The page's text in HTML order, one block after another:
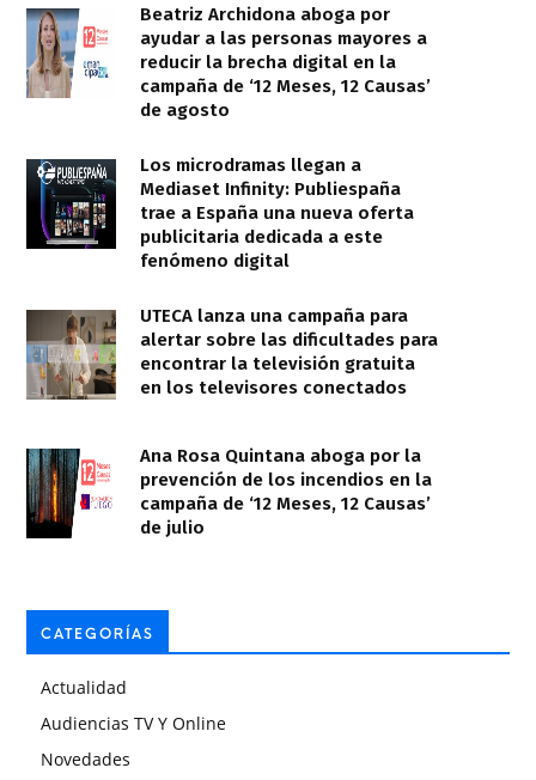
Beatriz Archidona aboga por
ayudar a las personas mayores a
reducir la brecha digital en la
campaña de ‘12 Meses, 12 Causas’
de agosto
Los microdramas llegan a
Mediaset Infinity: Publiespaña
trae a España una nueva oferta
publicitaria dedicada a este
fenómeno digital
UTECA lanza una campaña para
alertar sobre las dificultades para
encontrar la televisión gratuita
en los televisores conectados
Ana Rosa Quintana aboga por la
prevención de los incendios en la
campaña de ‘12 Meses, 12 Causas’
de julio
CATEGORÍAS
Actualidad
Audiencias TV Y Online
Novedades